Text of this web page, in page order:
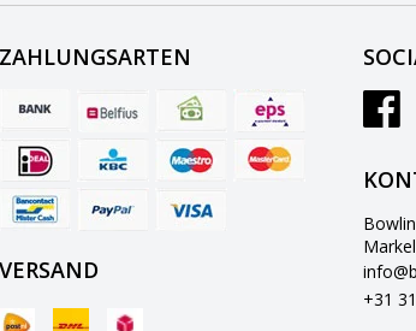
ZAHLUNGSARTEN
VERSAND
+31